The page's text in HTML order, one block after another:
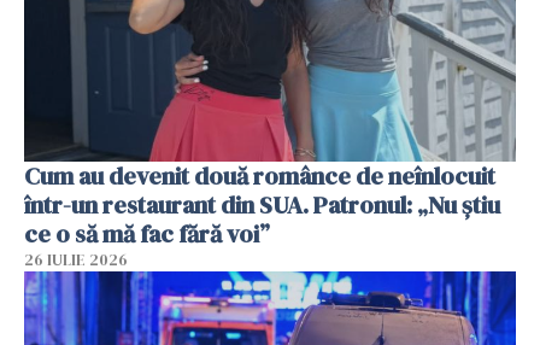
Cum au devenit două românce de neînlocuit
într-un restaurant din SUA. Patronul: „Nu știu
ce o să mă fac fără voi”
26 IULIE 2026